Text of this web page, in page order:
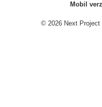
Mobil
© 2026 Next Project